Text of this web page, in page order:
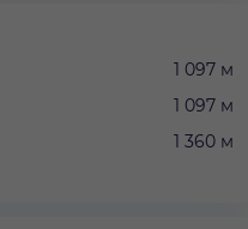
1 097 м
1 097 м
1 360 м